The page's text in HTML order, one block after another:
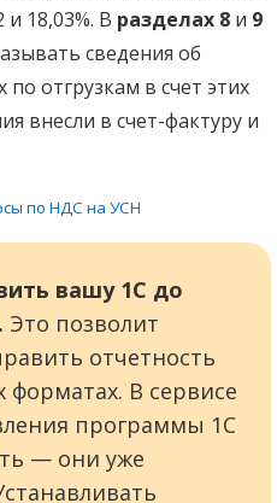
18,03%. В разделах 8 и 9
сведения об
по отгрузкам в счет этих
внесли в счет-фактуру и
по НДС на УСН
вашу 1С до
Это позволит
отчетность
В сервисе
программы 1С
— они уже